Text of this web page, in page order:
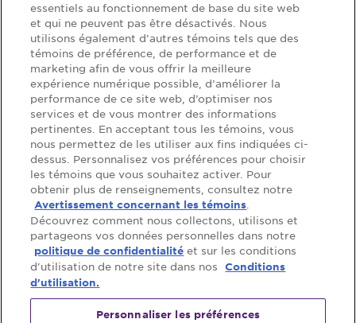
Soutien
Questions
fréquentes
Nous joindre
Localisateur de
magasin
Suivez-nous:
essentiels au fonctionnement de base du site web
et qui ne peuvent pas être désactivés. Nous
utilisons également d’autres témoins tels que des
témoins de préférence, de performance et de
marketing afin de vous offrir la meilleure
expérience numérique possible, d’améliorer la
performance de ce site web, d’optimiser nos
services et de vous montrer des informations
pertinentes. En acceptant tous les témoins, vous
nous permettez de les utiliser aux fins indiquées ci-
dessus. Personnalisez vos préférences pour choisir
les témoins que vous souhaitez activer. Pour
obtenir plus de renseignements, consultez notre
Avertissement concernant les témoins
Découvrez comment nous collectons, utilisons et
partageons vos données personnelles dans notre
politique de confidentialité et sur les conditions
d'utilisation de notre site dans nos
Conditions
d'utilisation.
Personnaliser les préférences